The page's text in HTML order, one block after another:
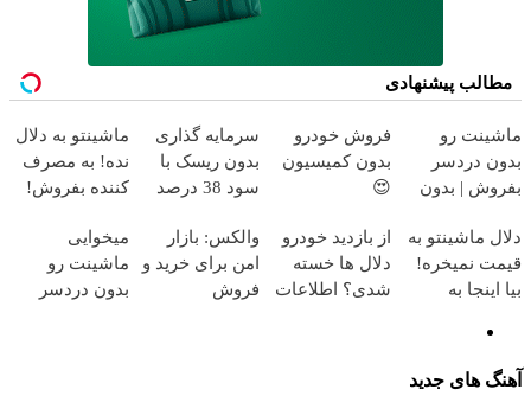
مطالب پیشنهادی
ماشینت رو
بدون دردسر
بفروش | بدون
فروش خودرو
بدون کمیسیون
😍
سرمایه گذاری
بدون ریسک با
سود 38 درصد
ماشینتو به دلال
نده! به مصرف
کننده بفروش!
یک تماس
دلال ماشینتو به
قیمت نمیخره!
بیا اینجا به
بفروش*فقط
خریدار واقعی*
از بازدید خودرو
دلال ها خسته
شدی؟ اطلاعات
والکس: بازار
امن برای خرید و
فروش
میخوایی
ماشینت رو
بدون دردسر
آهنگ های جدید